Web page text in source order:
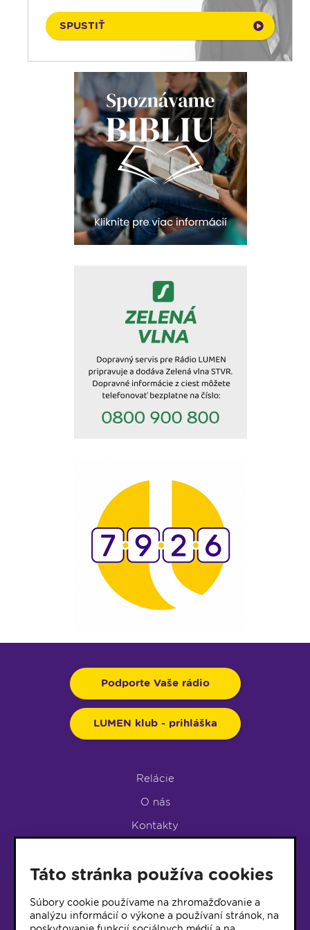
Čítanie na pokračovanie
06. 08. 2026
SPUSTIŤ
Podporte Vaše rádio
LUMEN klub - prihláška
Relácie
O nás
Kontakty
LUMEN KLUB
LUMEN KLUB PRIHLÁŠKA
Táto stránka používa cookies
Súbory cookie používame na zhromažďovanie a
analýzu informácií o výkone a používaní stránok, na